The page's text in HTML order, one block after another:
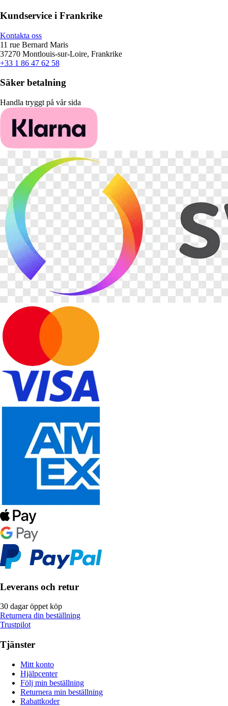
Kundservice i Frankrike
Kontakta oss
11 rue Bernard Maris
37270 Montlouis-sur-Loire, Frankrike
+33 1 86 47 62 58
Säker betalning
Handla tryggt på vår sida
Leverans och retur
30 dagar öppet köp
Returnera din beställning
Trustpilot
Tjänster
Mitt konto
Hjälpcenter
Följ min beställning
Returnera min beställning
Rabattkoder